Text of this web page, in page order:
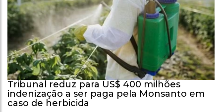
Tribunal reduz para US$ 400 milhões
indenização a ser paga pela Monsanto em
caso de herbicida